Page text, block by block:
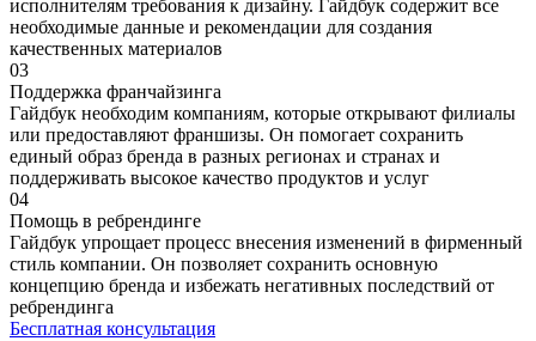
исполнителям требования к дизайну. Гайдбук содержит все
необходимые данные и рекомендации для создания
качественных материалов
03
Поддержка франчайзинга
Гайдбук необходим компаниям, которые открывают филиалы
или предоставляют франшизы. Он помогает сохранить
единый образ бренда в разных регионах и странах и
поддерживать высокое качество продуктов и услуг
04
Помощь в ребрендинге
Гайдбук упрощает процесс внесения изменений в фирменный
стиль компании. Он позволяет сохранить основную
концепцию бренда и избежать негативных последствий от
ребрендинга
Бесплатная консультация